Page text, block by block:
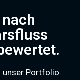
unser Portfolio.